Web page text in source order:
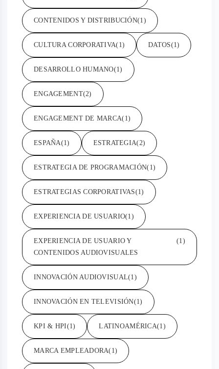
CONTENIDOS Y DISTRIBUCIÓN(1)
CULTURA CORPORATIVA(1) DATOS(1)
DESARROLLO HUMANO(1)
ENGAGEMENT(2)
ENGAGEMENT DE MARCA(1)
ESPAÑA(1) ESTRATEGIA(2)
ESTRATEGIA DE PROGRAMACIÓN(1)
ESTRATEGIAS CORPORATIVAS(1)
EXPERIENCIA DE USUARIO(1)
EXPERIENCIA DE USUARIO Y
CONTENIDOS AUDIOVISUALES
(1)
INNOVACIÓN AUDIOVISUAL(1)
INNOVACIÓN EN TELEVISIÓN(1)
KPI & HPI(1) LATINOAMÉRICA(1)
MARCA EMPLEADORA(1)